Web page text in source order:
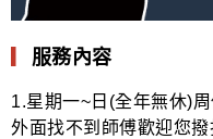
服務內容
1.星期一~日(全年無休)
外面找不到師傅歡迎您